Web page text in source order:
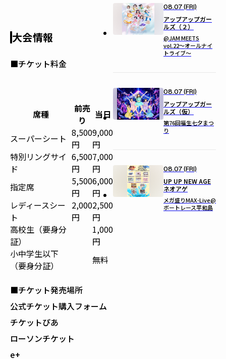
大会情報
■チケット料金
席種
前売
り
当日
スーパーシート 8,500
円
9,000
円
特別リングサイ
ド
6,500
円
7,000
円
指定席
5,500
円
6,000
円
レディースシー
ト
2,000
円
2,500
円
高校生（要身分
証）
1,000
円
小中学生以下
（要身分証）
無料
■チケット発売場所
公式チケット購入フォーム
チケットぴあ
ローソンチケット
e+
08.07 (FRI)
アップアップガー
ルズ（２）
@JAM MEETS
vol.22〜オールナイ
トライブ〜
08.07 (FRI)
アップアップガー
ルズ（仮）
第76回福生七夕まつ
り
08.07 (FRI)
UP UP NEW AGE
ネオアゲ
メガ盛りMAX-Live@
ボートレース平和島